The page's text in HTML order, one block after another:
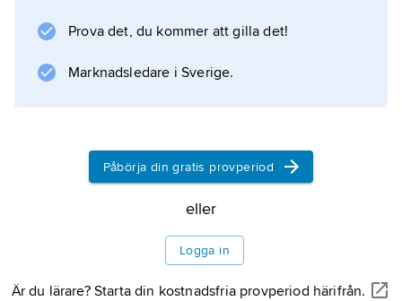
Prova det, du kommer att gilla det!
Marknadsledare i Sverige.
Påbörja din gratis provperiod
eller
Logga in
Är du lärare? Starta din kostnadsfria provperiod härifrån.